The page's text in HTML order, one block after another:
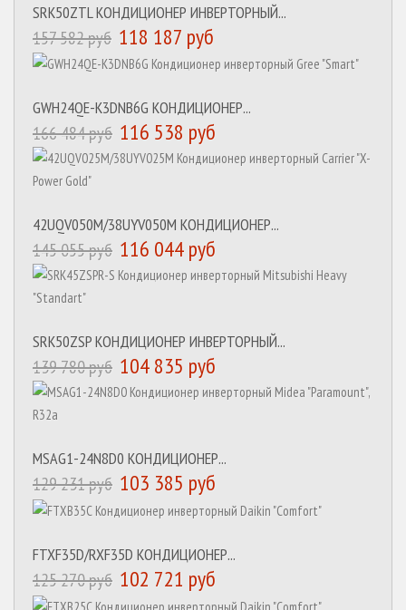
SRK50ZTL КОНДИЦИОНЕР ИНВЕРТОРНЫЙ...
157 582 руб 118 187 руб
GWH24QE-K3DNB6G КОНДИЦИОНЕР...
166 484 руб 116 538 руб
42UQV050M/38UYV050M КОНДИЦИОНЕР...
145 055 руб 116 044 руб
SRK50ZSP КОНДИЦИОНЕР ИНВЕРТОРНЫЙ...
139 780 руб 104 835 руб
MSAG1-24N8D0 КОНДИЦИОНЕР...
129 231 руб 103 385 руб
FTXF35D/RXF35D КОНДИЦИОНЕР...
125 270 руб 102 721 руб